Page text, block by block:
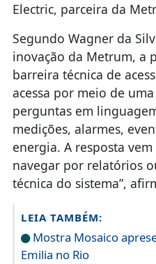
Electric, parceira da
Segundo Wagner da
inovação da Metrum, a
barreira técnica de
acessa por meio de
perguntas em
medições, alarmes,
energia. A resposta
navegar por relatórios
técnica do sistema”,
LEIA TAMBÉM:
Mostra Mosaico
Emilia no Rio